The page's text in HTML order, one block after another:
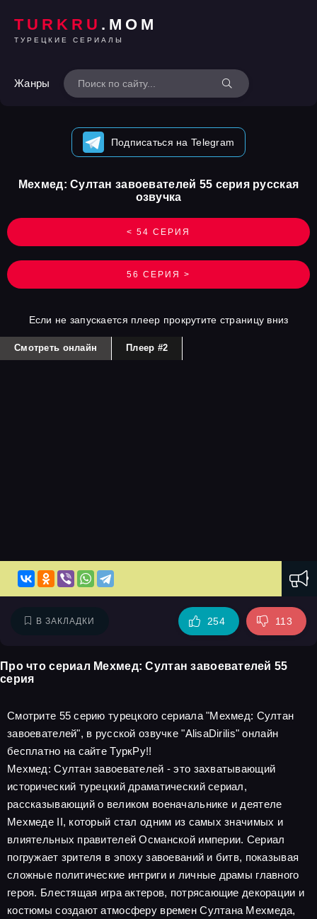
TURKRU .MOM
ТУРЕЦКИЕ СЕРИАЛЫ
Жанры
Подписаться на Telegram
< 54 СЕРИЯ
Мехмед: Султан завоевателей 55 серия русская
озвучка
56 СЕРИЯ >
Если не запускается плеер прокрутите страницу вниз
Смотреть онлайн Плеер #2
В ЗАКЛАДКИ 254 113
Про что сериал Мехмед: Султан завоевателей 55
серия
Смотрите 55 серию турецкого сериала "Мехмед: Султан
завоевателей", в русской озвучке "AlisaDirilis" онлайн
бесплатно на сайте ТуркРу!!
Мехмед: Султан завоевателей - это захватывающий
исторический турецкий драматический сериал,
рассказывающий о великом военачальнике и деятеле
Мехмеде II, который стал одним из самых значимых и
влиятельных правителей Османской империи. Сериал
погружает зрителя в эпоху завоеваний и битв, показывая
сложные политические интриги и личные драмы главного
героя. Блестящая игра актеров, потрясающие декорации и
костюмы создают атмосферу времен Султана Мехмеда,